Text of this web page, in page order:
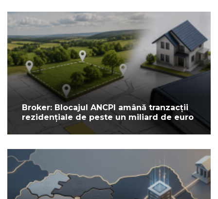
Broker: Blocajul ANCPI amână tranzacții
rezidențiale de peste un miliard de euro